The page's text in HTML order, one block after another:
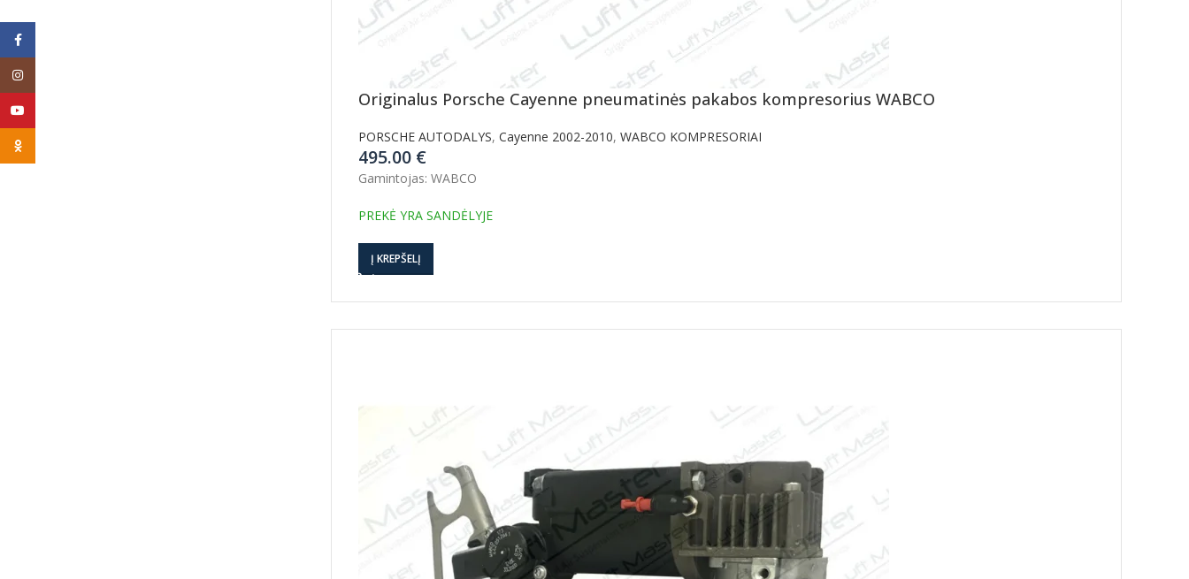
Originalus Porsche Cayenne pneumatinės pakabos kompresorius WABCO
PORSCHE AUTODALYS, Cayenne 2002-2010, WABCO KOMPRESORIAI
495.00 €
Gamintojas: WABCO
PREKĖ YRA SANDĖLYJE
Į KREPŠELĮ